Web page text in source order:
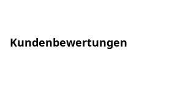
Kundenbewertungen